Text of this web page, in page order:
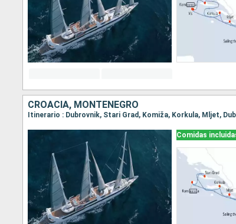
CROACIA, MONTENEGRO
Comidas